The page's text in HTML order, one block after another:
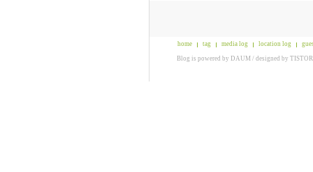
home tag media log location log
Blog is powered by DAUM / designed by